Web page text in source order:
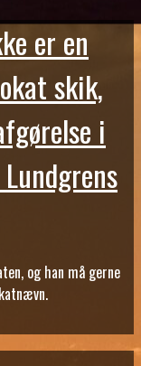
er en
skik,
i
og han må gerne